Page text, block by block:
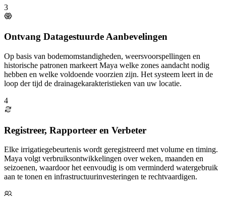
3
Ontvang Datagestuurde Aanbevelingen
Op basis van bodemomstandigheden, weersvoorspellingen en
historische patronen markeert Maya welke zones aandacht nodig
hebben en welke voldoende voorzien zijn. Het systeem leert in de
loop der tijd de drainagekarakteristieken van uw locatie.
4
Registreer, Rapporteer en Verbeter
Elke irrigatiegebeurtenis wordt geregistreerd met volume en timing.
Maya volgt verbruiksontwikkelingen over weken, maanden en
seizoenen, waardoor het eenvoudig is om verminderd watergebruik
aan te tonen en infrastructuurinvesteringen te rechtvaardigen.